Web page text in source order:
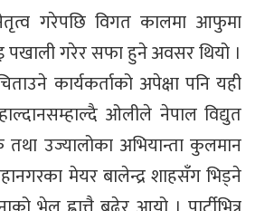
गरेपछि विगत कालमा आफुमा
पखाली गरेर सफा हुने अवसर थियो ।
कार्यकर्ताको अपेक्षा पनि यही
ओलीले नेपाल विद्युत
तथा उज्यालोका अभियान्ता कुलमान
मेयर बालेन्द्र शाहसँग भिड्ने